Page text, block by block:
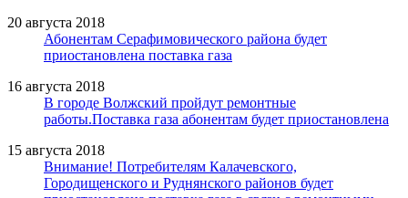
20 августа 2018
Абонентам Серафимовического района будет
приостановлена поставка газа
16 августа 2018
В городе Волжский пройдут ремонтные
работы.Поставка газа абонентам будет приостановлена
15 августа 2018
Внимание! Потребителям Калачевского,
Городищенского и Руднянского районов будет